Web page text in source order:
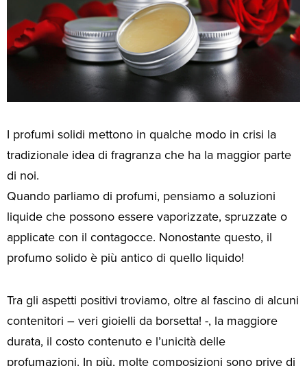
I profumi solidi mettono in qualche modo in crisi la
tradizionale idea di fragranza che ha la maggior parte
di noi.
Quando parliamo di profumi, pensiamo a soluzioni
liquide che possono essere vaporizzate, spruzzate o
applicate con il contagocce. Nonostante questo, il
profumo solido è più antico di quello liquido!
Tra gli aspetti positivi troviamo, oltre al fascino di alcuni
contenitori – veri gioielli da borsetta! -, la maggiore
durata, il costo contenuto e l’unicità delle
profumazioni. In più, molte composizioni sono prive di